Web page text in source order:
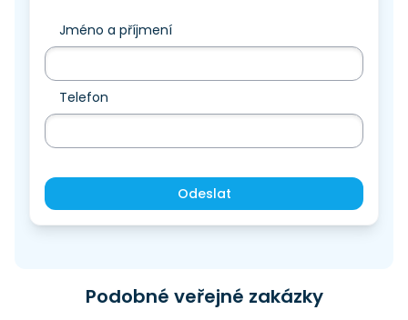
Jméno a příjmení
Telefon
Odeslat
Podobné veřejné zakázky